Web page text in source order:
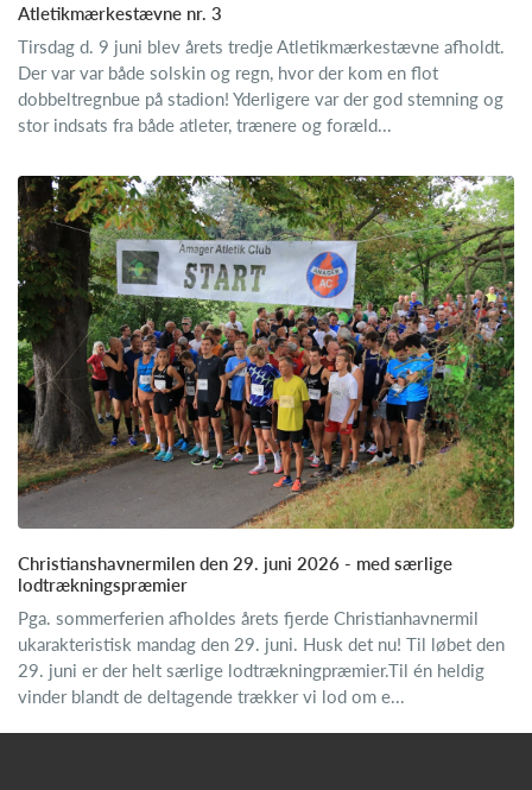
Atletikmærkestævne nr. 3
Tirsdag d. 9 juni blev årets tredje Atletikmærkestævne afholdt.
Der var var både solskin og regn, hvor der kom en flot
dobbeltregnbue på stadion! Yderligere var der god stemning og
stor indsats fra både atleter, trænere og foræld...
Christianshavnermilen den 29. juni 2026 - med særlige
lodtrækningspræmier
Pga. sommerferien afholdes årets fjerde Christianhavnermil
ukarakteristisk mandag den 29. juni. Husk det nu! Til løbet den
29. juni er der helt særlige lodtrækningpræmier.Til én heldig
vinder blandt de deltagende trækker vi lod om e...